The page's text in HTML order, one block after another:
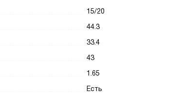
15/20
44.3
33.4
43
1.65
Есть